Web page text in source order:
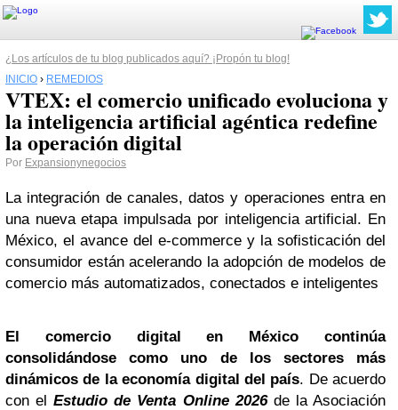
¿Los artículos de tu blog publicados aquí? ¡Propón tu blog!
INICIO › REMEDIOS
VTEX: el comercio unificado evoluciona y
la inteligencia artificial agéntica redefine
la operación digital
Por Expansionynegocios
La integración de canales, datos y operaciones entra en
una nueva etapa impulsada por inteligencia artificial. En
México, el avance del e-commerce y la sofisticación del
consumidor están acelerando la adopción de modelos de
comercio más automatizados, conectados e inteligentes
El comercio digital en México continúa
consolidándose como uno de los sectores más
dinámicos de la economía digital del país. De acuerdo
con el Estudio de Venta Online 2026 de la Asociación